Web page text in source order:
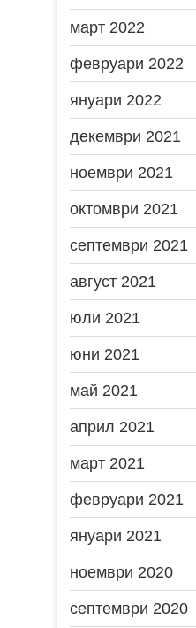
март 2022
февруари 2022
януари 2022
декември 2021
ноември 2021
октомври 2021
септември 2021
август 2021
юли 2021
юни 2021
май 2021
април 2021
март 2021
февруари 2021
януари 2021
ноември 2020
септември 2020